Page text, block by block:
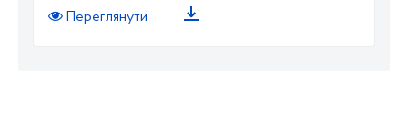
Переглянути